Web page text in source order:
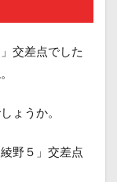
交差点でした
ょうか。
野５」交差点